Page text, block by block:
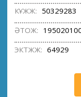
КҰЖЖ: 50329283
ӘТОЖ:
ЭКТЖЖ: 64929